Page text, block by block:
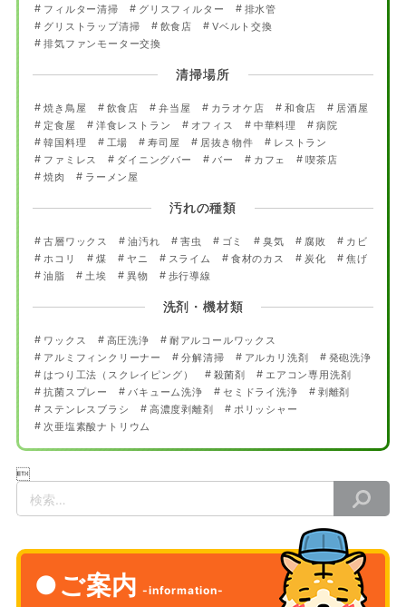
フィルター清掃
グリスフィルター
排水管
グリストラップ清掃
飲食店
Vベルト交換
排気ファンモーター交換
清掃場所
焼き鳥屋 飲食店 弁当屋 カラオケ店 和食店
居酒屋
定食屋
洋食レストラン オフィス 中華料理
病院
韓国料理
工場 寿司屋 居抜き物件
レストラン
ファミレス
ダイニングバー バー カフェ
喫茶店
焼肉
ラーメン屋
汚れの種類
古層ワックス 油汚れ 害虫 ゴミ 臭気 腐敗
カビ
ホコリ
煤 ヤニ スライム 食材のカス 炭化
焦げ
油脂
土埃 異物 歩行導線
洗剤・機材類
ワックス 高圧洗浄
耐アルコールワックス
アルミフィンクリーナー
分解清掃 アルカリ洗剤
発砲洗浄
はつり工法（スクレイピング）
殺菌剤
エアコン専用洗剤
抗菌スプレー
バキューム洗浄 セミドライ洗浄
剥離剤
ステンレスブラシ
高濃度剥離剤
ポリッシャー
次亜塩素酸ナトリウム

検
ご案内